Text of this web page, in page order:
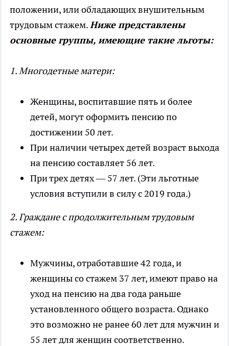
положении, или обладающих внушительным
трудовым стажем.Ниже представлены
основные группы, имеющие такие льготы:
1. Многодетные матери:
Женщины, воспитавшие пять и более
детей, могут оформить пенсию по
достижении 50 лет.
При наличии четырех детей возраст выхода
на пенсию составляет 56 лет.
При трех детях — 57 лет. (Эти льготные
условия вступили в силу с 2019 года.)
2. Граждане с продолжительным трудовым
стажем:
Мужчины, отработавшие 42 года, и
женщины со стажем 37 лет, имеют право на
уход на пенсию на два года раньше
установленного общего возраста. Однако
это возможно не ранее 60 лет для мужчин и
55 лет для женщин соответственно.